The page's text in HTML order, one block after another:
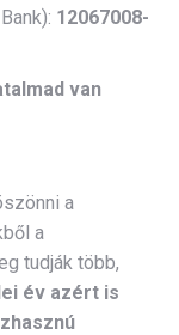
12067008-
van
a
a
tudják több,
év azért is